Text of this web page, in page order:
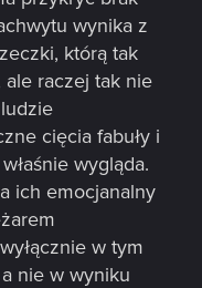
wynika z
którą tak
ale raczej tak nie
cięcia fabuły i
wygląda.
ich emocjanalny
w tym
nie w wyniku